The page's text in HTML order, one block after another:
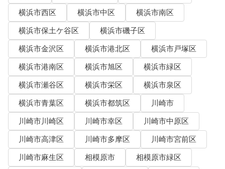
横浜市西区
横浜市中区
横浜市南区
横浜市保土ケ谷区
横浜市磯子区
横浜市金沢区
横浜市港北区
横浜市戸塚区
横浜市港南区
横浜市旭区
横浜市緑区
横浜市瀬谷区
横浜市栄区
横浜市泉区
横浜市青葉区
横浜市都筑区
川崎市
川崎市川崎区
川崎市幸区
川崎市中原区
川崎市高津区
川崎市多摩区
川崎市宮前区
川崎市麻生区
相模原市
相模原市緑区